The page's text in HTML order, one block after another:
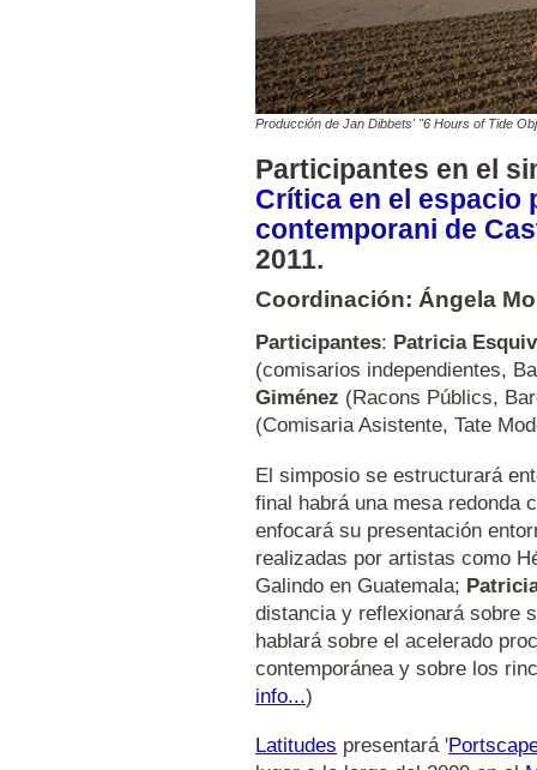
Producción de Jan Dibbets' "6 Hours of Tide
Participantes en el
Crítica en el espacio
contemporani de
2011.
Coordinación: Ángela
Participantes: Patricia
(comisarios independientes,
Giménez (Racons Públics,
(Comisaria Asistente, Tate
El simposio se estructurará
final habrá una mesa redonda
enfocará su presentación
realizadas por artistas como
Galindo en Guatemala;
distancia y reflexionará sobre
hablará sobre el acelerado
contemporánea y sobre los
info...)
Latitudes presentará '